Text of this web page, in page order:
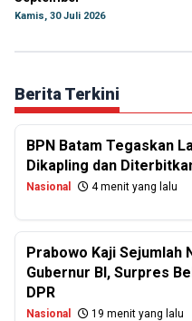
Kamis, 30 Juli 2026
Berita Terkini
BPN Batam Tegaskan
Dikapling dan
Nasional 4 menit yang lalu
Prabowo Kaji Sejumlah
Gubernur BI, Surpres
DPR
Nasional 19 menit yang lalu